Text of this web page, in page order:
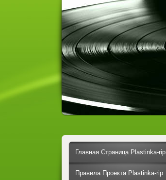
Главная Страница Plastinka-rip
Правила Проекта Plastinka-rip